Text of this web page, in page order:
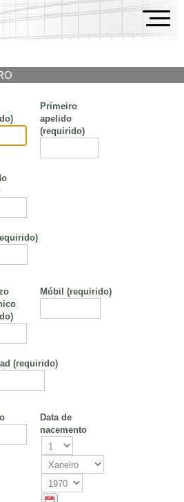
Primeiro
apelido
(requirido)
Móbil (requirido)
(requirido)
Data de
nacemento